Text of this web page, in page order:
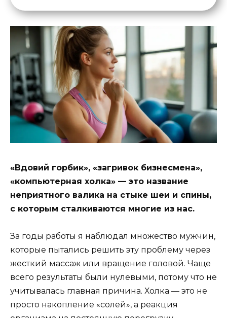
«Вдовий горбик», «загривок бизнесмена»,
«компьютерная холка» — это название
неприятного валика на стыке шеи и спины,
с которым сталкиваются многие из нас.
За годы работы я наблюдал множество мужчин,
которые пытались решить эту проблему через
жесткий массаж или вращение головой. Чаще
всего результаты были нулевыми, потому что не
учитывалась главная причина. Холка — это не
просто накопление «солей», а реакция